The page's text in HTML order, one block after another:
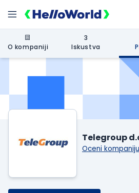
O kompaniji
3
Iskustva
Telegroup
Oceni kompaniju